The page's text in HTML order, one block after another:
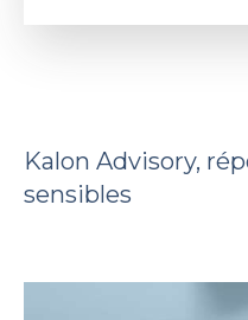
Kalon Advisory,
sensibles